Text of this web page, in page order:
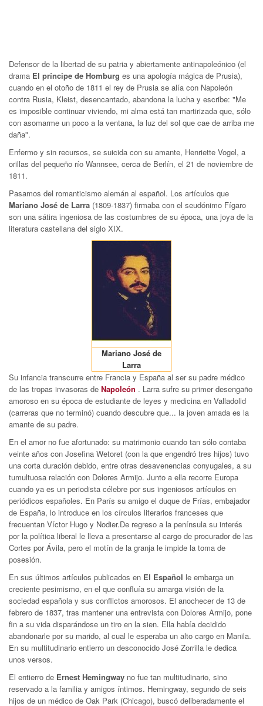
Defensor de la libertad de su patria y abiertamente antinapoleónico (el
drama El príncipe de Homburg es una apología mágica de Prusia),
cuando en el otoño de 1811 el rey de Prusia se alía con Napoleón
contra Rusia, Kleist, desencantado, abandona la lucha y escribe: "Me
es imposible continuar viviendo, mi alma está tan martirizada que, sólo
con asomarme un poco a la ventana, la luz del sol que cae de arriba me
daña".
Enfermo y sin recursos, se suicida con su amante, Henriette Vogel, a
orillas del pequeño río Wannsee, cerca de Berlín, el 21 de noviembre de
1811.
Pasamos del romanticismo alemán al español. Los artículos que
Mariano José de Larra (1809-1837) firmaba con el seudónimo Fígaro
son una sátira ingeniosa de las costumbres de su época, una joya de la
literatura castellana del siglo XIX.
Mariano José de
Larra
Su infancia transcurre entre Francia y España al ser su padre médico
de las tropas invasoras de Napoleón . Larra sufre su primer desengaño
amoroso en su época de estudiante de leyes y medicina en Valladolid
(carreras que no terminó) cuando descubre que... la joven amada es la
amante de su padre.
En el amor no fue afortunado: su matrimonio cuando tan sólo contaba
veinte años con Josefina Wetoret (con la que engendró tres hijos) tuvo
una corta duración debido, entre otras desavenencias conyugales, a su
tumultuosa relación con Dolores Armijo. Junto a ella recorre Europa
cuando ya es un periodista célebre por sus ingeniosos artículos en
periódicos españoles. En París su amigo el duque de Frías, embajador
de España, lo introduce en los círculos literarios franceses que
frecuentan Víctor Hugo y Nodier.De regreso a la península su interés
por la política liberal le lleva a presentarse al cargo de procurador de las
Cortes por Ávila, pero el motín de la granja le impide la toma de
posesión.
En sus últimos artículos publicados en El Español le embarga un
creciente pesimismo, en el que confluía su amarga visión de la
sociedad española y sus conflictos amorosos. El anochecer de 13 de
febrero de 1837, tras mantener una entrevista con Dolores Armijo, pone
fin a su vida disparándose un tiro en la sien. Ella había decidido
abandonarle por su marido, al cual le esperaba un alto cargo en Manila.
En su multitudinario entierro un desconocido José Zorrilla le dedica
unos versos.
El entierro de Ernest Hemingway no fue tan multitudinario, sino
reservado a la familia y amigos íntimos. Hemingway, segundo de seis
hijos de un médico de Oak Park (Chicago), buscó deliberadamente el